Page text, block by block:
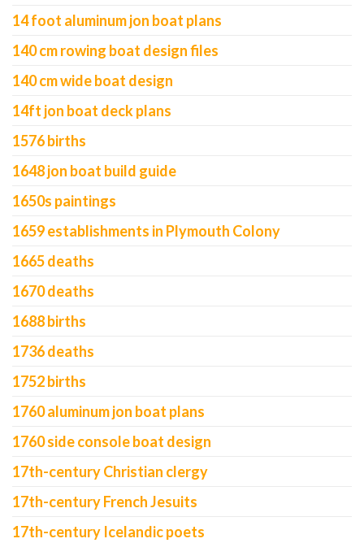
14 foot aluminum jon boat plans
140 cm rowing boat design files
140 cm wide boat design
14ft jon boat deck plans
1576 births
1648 jon boat build guide
1650s paintings
1659 establishments in Plymouth Colony
1665 deaths
1670 deaths
1688 births
1736 deaths
1752 births
1760 aluminum jon boat plans
1760 side console boat design
17th-century Christian clergy
17th-century French Jesuits
17th-century Icelandic poets